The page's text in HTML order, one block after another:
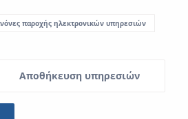
παροχής ηλεκτρονικών υπηρεσιών
Αποθήκευση υπηρεσιών